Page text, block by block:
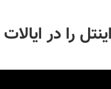
را در